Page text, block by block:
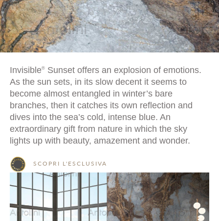
Invisible® Sunset offers an explosion of emotions.
As the sun sets, in its slow decent it seems to
become almost entangled in winter’s bare
branches, then it catches its own reflection and
dives into the sea’s cold, intense blue. An
extraordinary gift from nature in which the sky
lights up with beauty, amazement and wonder.
SCOPRI L'ESCLUSIVA